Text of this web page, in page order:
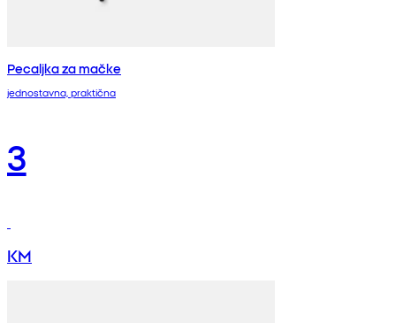
Pecaljka za mačke
jednostavna, praktična
3
KM